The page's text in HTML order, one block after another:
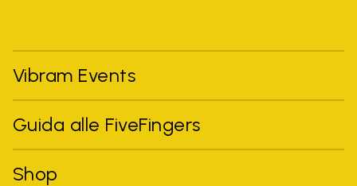
Vibram Events
Guida alle FiveFingers
Shop